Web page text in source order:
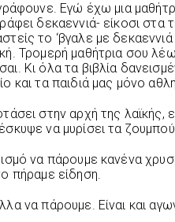
Εγώ έχω μια
δεκαεννιά- είκοσι
το ‘βγαλε με
Τρομερή μαθήτρια σου
Κι όλα τα βιβλία
και τα παιδιά μας μόνο
στην αρχή της λαϊκής,
να μυρίσει τα
να πάρουμε κανένα
πήραμε είδηση.
να πάρουμε. Είναι και